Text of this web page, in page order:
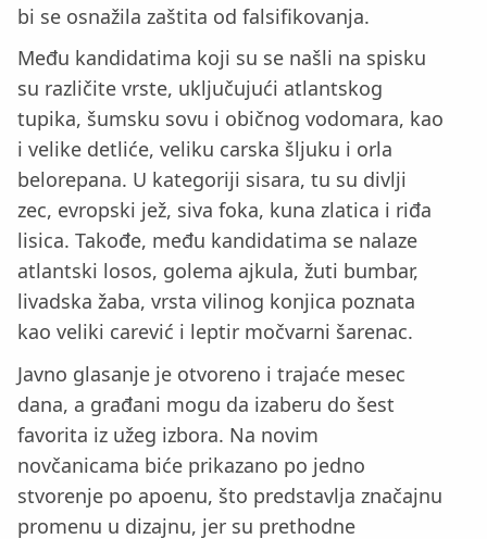
bi se osnažila zaštita od falsifikovanja.
Među kandidatima koji su se našli na spisku
su različite vrste, uključujući atlantskog
tupika, šumsku sovu i običnog vodomara, kao
i velike detliće, veliku carska šljuku i orla
belorepana. U kategoriji sisara, tu su divlji
zec, evropski jež, siva foka, kuna zlatica i riđa
lisica. Takođe, među kandidatima se nalaze
atlantski losos, golema ajkula, žuti bumbar,
livadska žaba, vrsta vilinog konjica poznata
kao veliki carević i leptir močvarni šarenac.
Javno glasanje je otvoreno i trajaće mesec
dana, a građani mogu da izaberu do šest
favorita iz užeg izbora. Na novim
novčanicama biće prikazano po jedno
stvorenje po apoenu, što predstavlja značajnu
promenu u dizajnu, jer su prethodne